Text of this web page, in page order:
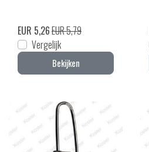
EUR 5,26EUR 5,79
Vergelijk
Bekijken